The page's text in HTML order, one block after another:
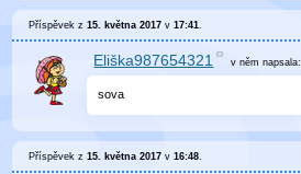
Příspěvek z15. května 2017 v17:41
Eliška987654321 v němnapsala:
sova
Příspěvek z15. května 2017 v16:48.